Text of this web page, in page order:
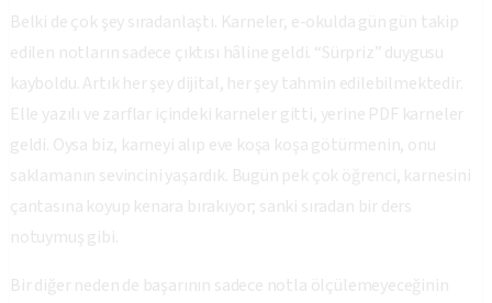
Belki de çok şey sıradanlaştı. Karneler, e-okulda gün gün takip
edilen notların sadece çıktısı hâline geldi. “Sürpriz” duygusu
kayboldu. Artık her şey dijital, her şey tahmin edilebilmektedir.
Elle yazılı ve zarflar içindeki karneler gitti, yerine PDF karneler
geldi. Oysa biz, karneyi alıp eve koşa koşa götürmenin, onu
saklamanın sevincini yaşardık. Bugün pek çok öğrenci, karnesini
çantasına koyup kenara bırakıyor; sanki sıradan bir ders
notuymuş gibi.
Bir diğer neden de başarının sadece notla ölçülemeyeceğinin